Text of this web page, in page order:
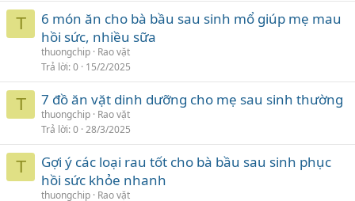
T
6 món ăn cho bà bầu sau sinh mổ giúp mẹ mau
hồi sức, nhiều sữa
thuongchip Rao vặt
Trả lời 0 15/2/2025
T 7 đồ ăn vặt dinh dưỡng cho mẹ sau sinh thường
thuongchip Rao vặt
Trả lời 0 28/3/2025
T
Gợi ý các loại rau tốt cho bà bầu sau sinh phục
hồi sức khỏe nhanh
thuongchip Rao vặt